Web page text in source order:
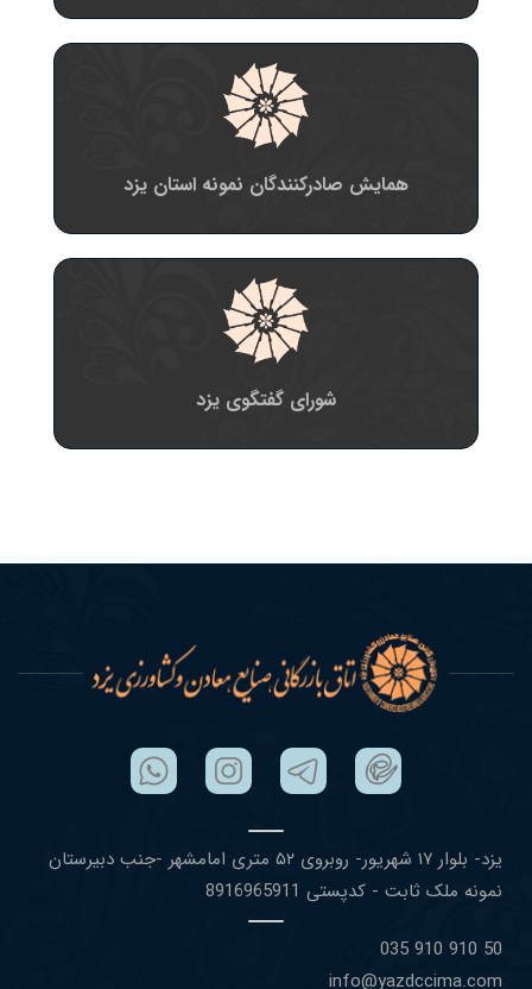
همایش صادرکنندگان نمونه استان یزد
شورای گفتگوی یزد
یزد- بلوار ١٧ شهریور- روبروی ۵٢ متری امامشهر -جنب دبیرستان
نمونه ملک ثابت - کدپستی 8916965911
50 910 910 035
info@yazdccima.com